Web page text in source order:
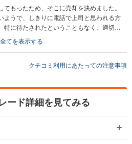
もったため、そこに売却を決めました。
ようで、しきりに電話で上司と思われる方
に待たされたということもなく、適切に
式会社ネクステージでございます。 この
を展開しているため、また機会がござ
てを表示する
クチコミ利用にあたっての注意事項
ード詳細を見てみる